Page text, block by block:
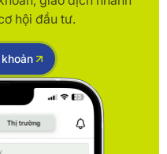
hội đầu tư.